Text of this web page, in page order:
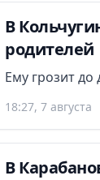
В
родителей
Ему грозит
18:27, 7 августа
В